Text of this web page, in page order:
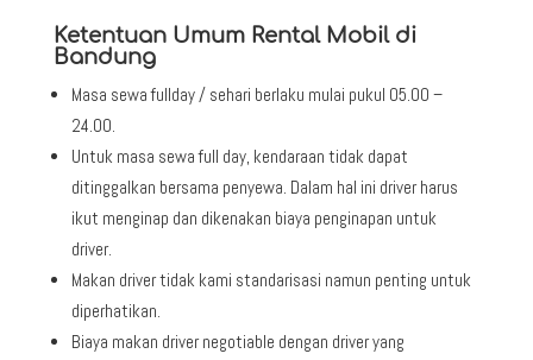
Ketentuan Umum Rental Mobil di
Bandung
Masa sewa fullday / sehari berlaku mulai pukul 05.00 –
24.00.
Untuk masa sewa full day, kendaraan tidak dapat
ditinggalkan bersama penyewa. Dalam hal ini driver harus
ikut menginap dan dikenakan biaya penginapan untuk
driver.
Makan driver tidak kami standarisasi namun penting untuk
diperhatikan.
Biaya makan driver negotiable dengan driver yang